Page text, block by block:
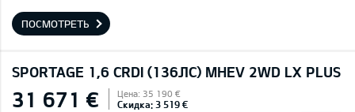
ПОСМОТРЕТЬ
SPORTAGE 1,6 CRDI (136ЛС) MHEV 2WD LX PLUS
31 671 € Цена: 35 190 €
Скидка: 3 519 €